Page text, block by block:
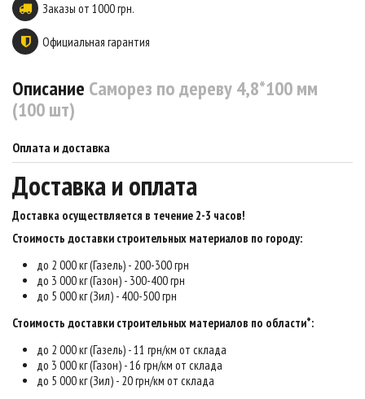
Заказы от 1000 грн.
Официальная гарантия
Описание Саморез по дереву 4,8*100 мм
(100 шт)
Оплата и доставка
Доставка и оплата
Доставка осуществляется в течение 2-3 часов!
Стоимость доставки строительных материалов по городу:
до 2 000 кг (Газель) - 200-300 грн
до 3 000 кг (Газон) - 300-400 грн
до 5 000 кг (Зил) - 400-500 грн
Стоимость доставки строительных материалов по области*:
до 2 000 кг (Газель) - 11 грн/км от склада
до 3 000 кг (Газон) - 16 грн/км от склада
до 5 000 кг (Зил) - 20 грн/км от склада